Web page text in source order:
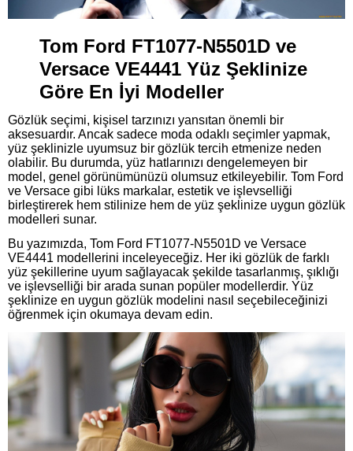
Tom Ford FT1077-N5501D ve
Versace VE4441 Yüz Şeklinize
Göre En İyi Modeller
Gözlük seçimi, kişisel tarzınızı yansıtan önemli bir
aksesuardır. Ancak sadece moda odaklı seçimler yapmak,
yüz şeklinizle uyumsuz bir gözlük tercih etmenize neden
olabilir. Bu durumda, yüz hatlarınızı dengelemeyen bir
model, genel görünümünüzü olumsuz etkileyebilir. Tom Ford
ve Versace gibi lüks markalar, estetik ve işlevselliği
birleştirerek hem stilinize hem de yüz şeklinize uygun gözlük
modelleri sunar.
Bu yazımızda, Tom Ford FT1077-N5501D ve Versace
VE4441 modellerini inceleyeceğiz. Her iki gözlük de farklı
yüz şekillerine uyum sağlayacak şekilde tasarlanmış, şıklığı
ve işlevselliği bir arada sunan popüler modellerdir. Yüz
şeklinize en uygun gözlük modelini nasıl seçebileceğinizi
öğrenmek için okumaya devam edin.